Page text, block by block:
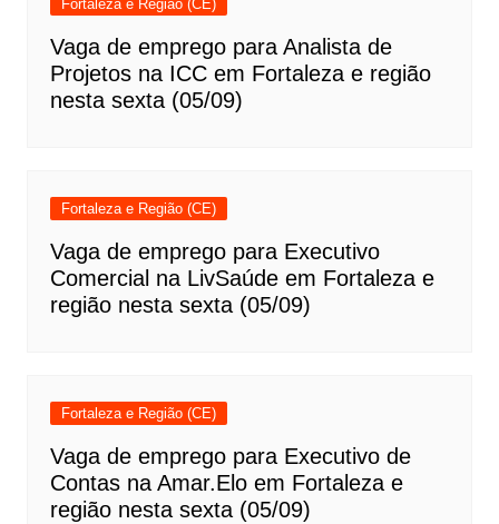
Fortaleza e Região (CE)
Vaga de emprego para Analista de
Projetos na ICC em Fortaleza e região
nesta sexta (05/09)
Fortaleza e Região (CE)
Vaga de emprego para Executivo
Comercial na LivSaúde em Fortaleza e
região nesta sexta (05/09)
Fortaleza e Região (CE)
Vaga de emprego para Executivo de
Contas na Amar.Elo em Fortaleza e
região nesta sexta (05/09)